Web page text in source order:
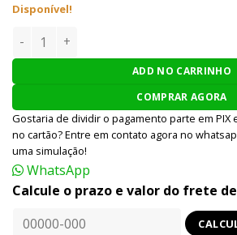
Disponível!
Uniforme Kryptek Titan Tactical
ADD NO CARRINHO
COMPRAR AGORA
Gostaria de dividir o pagamento parte em PIX
no cartão? Entre em contato agora no
uma simulação!
WhatsApp
Calcule o prazo e valor do frete